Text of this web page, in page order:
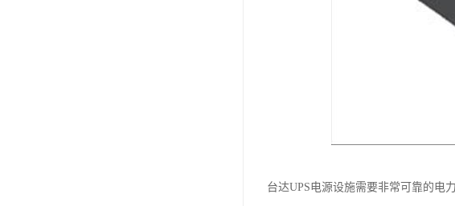
台达UPS电源设施需要非常可靠的电